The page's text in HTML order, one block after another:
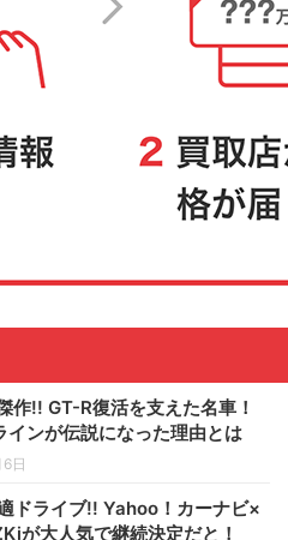
作!! GT-R復活を支えた名車！
インが伝説になった理由とは
日
ドライブ!! Yahoo！カーナビ×
が大人気で継続決定だと！